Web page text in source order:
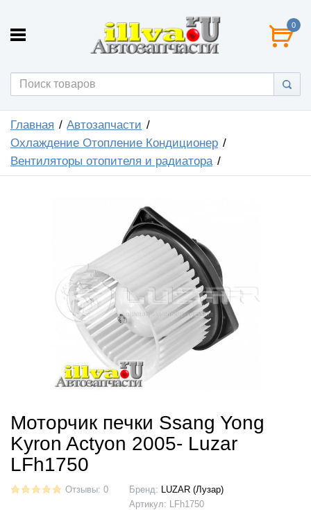
0
Главная
Автозапчасти
Охлаждение Отопление Кондиционер
Вентиляторы отопителя и радиатора
Моторчик печки Ssang Yong
Kyron Actyon 2005- Luzar
LFh1750
Отзывы: 0 Бренд: LUZAR (Лузар)
Артикул: LFh1750